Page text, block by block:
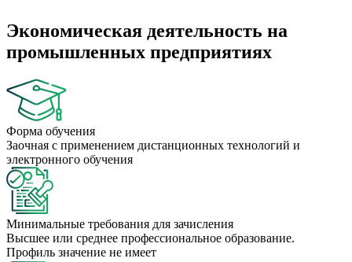
Экономическая деятельность на
промышленных предприятиях
Форма обучения
Заочная с применением дистанционных технологий и
электронного обучения
Минимальные требования для зачисления
Высшее или среднее профессиональное образование.
Профиль значение не имеет